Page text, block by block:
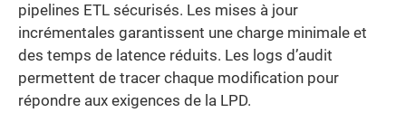
pipelines ETL sécurisés. Les mises à jour
incrémentales garantissent une charge minimale et
des temps de latence réduits. Les logs d’audit
permettent de tracer chaque modification pour
répondre aux exigences de la LPD.